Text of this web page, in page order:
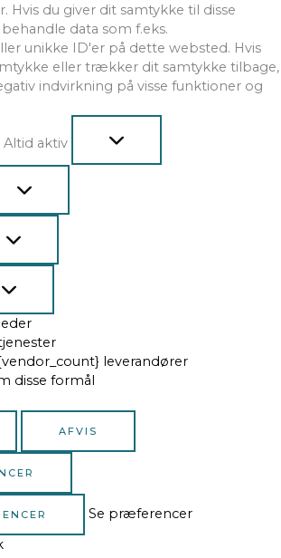
Hvis du giver dit samtykke til disse
data som f.eks.
unikke ID'er på dette websted. Hvis
eller trækker dit samtykke tilbage,
indvirkning på visse funktioner og
Altid aktiv
leverandører
disse formål
AFVIS
Se præferencer